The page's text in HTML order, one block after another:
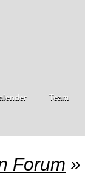
Team
Forum »